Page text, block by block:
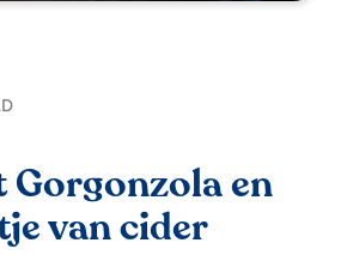
Gorgonzola en
van cider